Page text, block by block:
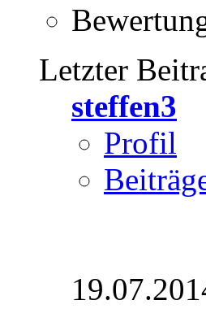
Letzter
steffen3
Profil